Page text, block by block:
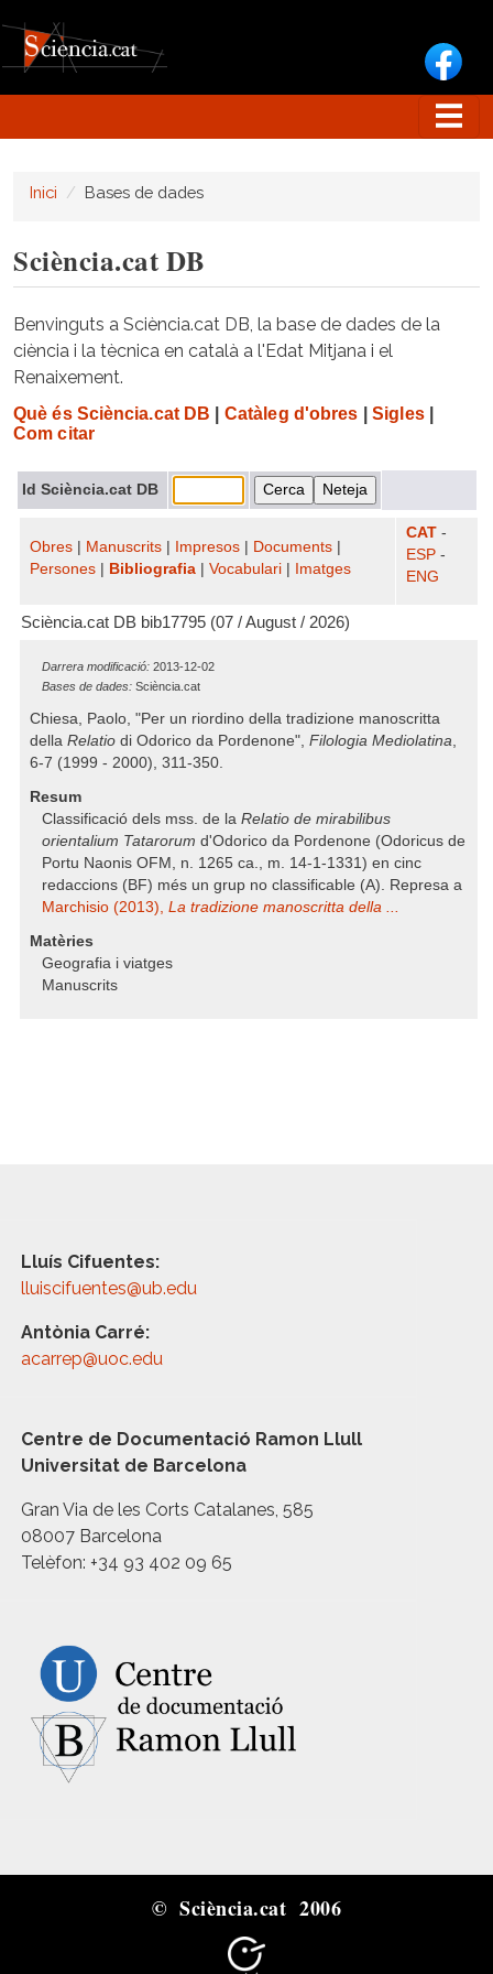
Inici Bases de dades
Sciència.cat DB
Benvinguts a Sciència.cat DB, la base de dades de la
ciència i la tècnica en català a l'Edat Mitjana i el
Renaixement.
Què és Sciència.cat DB Catàleg d'obres Sigles|
Com citar
Id Sciència.cat DB
Obres Manuscrits Impresos Documents
Persones
Bibliografia Vocabulari Imatges
CAT -
ESP -
ENG
Sciència.cat DB bib17795 (07 / August / 2026)
Darrera modificació: 2013-12-02
Bases de dades: Sciència.cat
Chiesa, Paolo, "Per un riordino della tradizione manoscritta
della Relatio di Odorico da Pordenone", Filologia Mediolatina,
6-7 (1999 - 2000), 311-350.
Resum
Classificació dels mss. de la Relatio de mirabilibus
orientalium Tatarorum d'Odorico da Pordenone (Odoricus de
Portu Naonis OFM, n. 1265 ca., m. 14-1-1331) en cinc
redaccions (BF) més un grup no classificable (A). Represa a
Marchisio (2013), La tradizione manoscritta della ...
Matèries
Geografia i viatges
Manuscrits
Lluís Cifuentes:
lluiscifuentes@ub.edu
Antònia Carré:
acarrep@uoc.edu
Centre de Documentació Ramon Llull
Universitat de Barcelona
Gran Via de les Corts Catalanes, 585
08007 Barcelona
Telèfon: +34 93 402 09 65
© Sciència.cat 2006